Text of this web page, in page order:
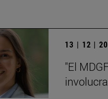
13 | 12 |
"El